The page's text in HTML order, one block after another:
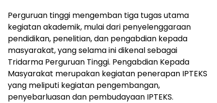
Perguruan tinggi mengemban tiga tugas utama
kegiatan akademik, mulai dari penyelenggaraan
pendidikan, penelitian, dan pengabdian kepada
masyarakat, yang selama ini dikenal sebagai
Tridarma Perguruan Tinggi. Pengabdian Kepada
Masyarakat merupakan kegiatan penerapan IPTEKS
yang meliputi kegiatan pengembangan,
penyebarluasan dan pembudayaan IPTEKS.